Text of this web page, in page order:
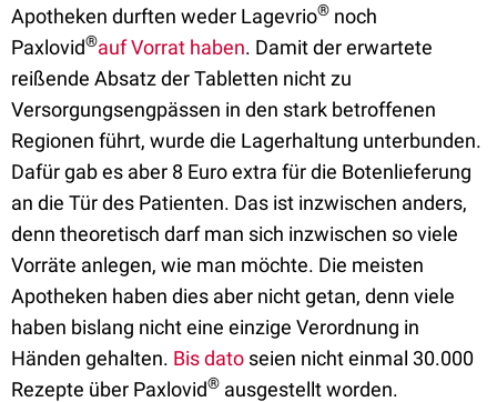
Apotheken durften weder Lagevrio® noch
Paxlovid®auf Vorrat haben. Damit der erwartete
reißende Absatz der Tabletten nicht zu
Versorgungsengpässen in den stark betroffenen
Regionen führt, wurde die Lagerhaltung unterbunden.
Dafür gab es aber 8 Euro extra für die Botenlieferung
an die Tür des Patienten. Das ist inzwischen anders,
denn theoretisch darf man sich inzwischen so viele
Vorräte anlegen, wie man möchte. Die meisten
Apotheken haben dies aber nicht getan, denn viele
haben bislang nicht eine einzige Verordnung in
Händen gehalten. Bis dato seien nicht einmal 30.000
Rezepte über Paxlovid® ausgestellt worden.